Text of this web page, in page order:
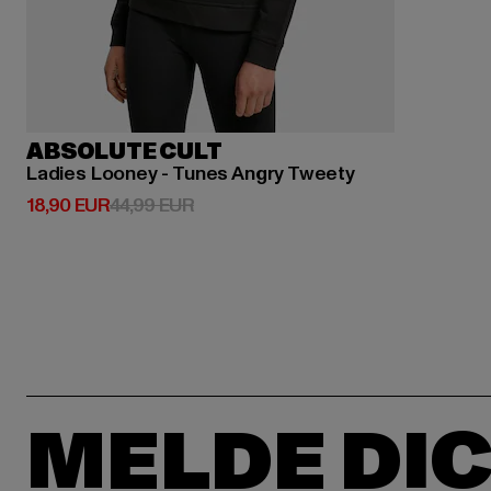
ABSOLUTE CULT
Ladies Looney - Tunes Angry Tweety
18,90 EUR
Derzeitiger Preis: 18,90 EUR
44,99 EURAktionspreis: 44,99 EUR
MELDE